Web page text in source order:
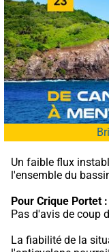
Un faible flux
l'ensemble du
Pour Crique Portet :
Pas d'avis de coup
La fiabilité de la